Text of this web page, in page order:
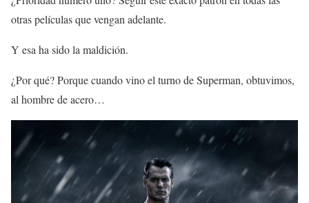
otras películas que vengan adelante.
Y esa ha sido la maldición.
¿Por qué? Porque cuando vino el turno de Superman, obtuvimos,
al hombre de acero…